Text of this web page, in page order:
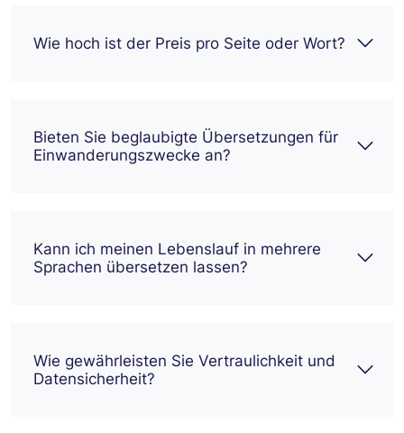
Wie hoch ist der Preis pro Seite oder Wort?
Bieten Sie beglaubigte Übersetzungen für
Einwanderungszwecke an?
Kann ich meinen Lebenslauf in mehrere
Sprachen übersetzen lassen?
Wie gewährleisten Sie Vertraulichkeit und
Datensicherheit?